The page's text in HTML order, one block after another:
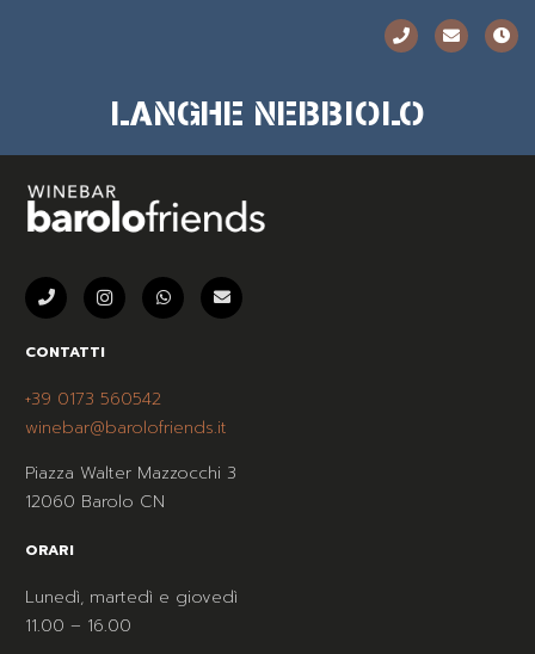
LANGHE NEBBIOLO
CONTATTI
+39 0173 560542
winebar@barolofriends.it
Piazza Walter Mazzocchi 3
12060 Barolo CN
ORARI
Lunedì, martedì e giovedì
11.00 – 16.00